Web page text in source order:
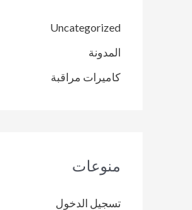
Uncategorized
المدونة
كاميرات مراقبة
منوعات
تسجيل الدخول